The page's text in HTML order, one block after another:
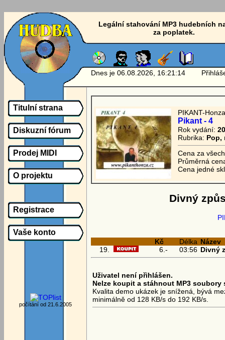
Legální stahování MP3 hudebních
za poplatek.
Dnes je 06.08.2026, 16:21:14
Titulní strana
Diskuzní fórum
Prodej MIDI
O projektu
Registrace
Vaše konto
počítání od 21.6.2005
PIKANT-Honza
Pikant - 4
Rok vydání:
Rubrika: Pop,
Cena za
Průměrná
Cena jedné
Divný
Kč Délka Název
19.
6.- 03:56 Divný
Uživatel není přihlášen.
Nelze koupit a stáhnout MP3 soubory
Kvalita demo ukázek je snížená, bývá
minimálně od 128 KB/s do 192 KB/s.